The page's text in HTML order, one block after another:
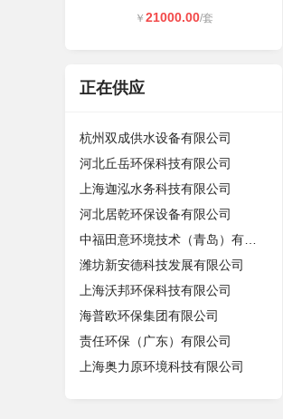
￥ 21000.00/套
正在供应
杭州双成供水设备有限公司
河北丘岳环保科技有限公司
上海迦泓水务科技有限公司
河北居乾环保设备有限公司
潍坊新安德科技发展有限公司
上海沃邦环保科技有限公司
海普欧环保集团有限公司
责任环保（广东）有限公司
上海奥力原环境科技有限公司